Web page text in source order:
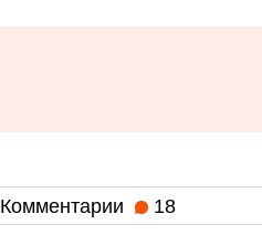
Комментарии 18